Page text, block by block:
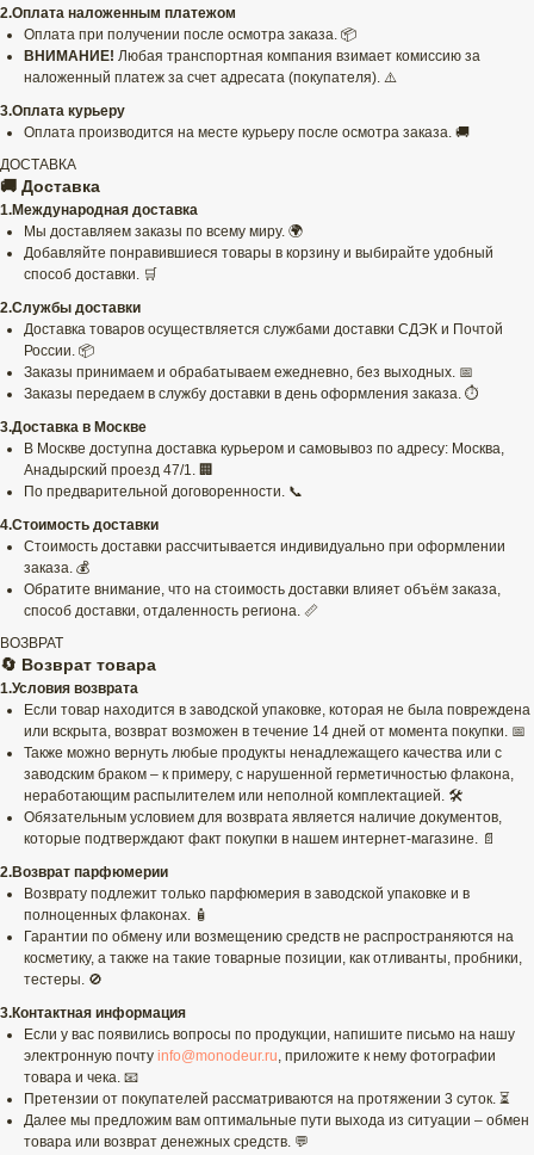
2.Оплата наложенным платежом
Оплата при получении после осмотра заказа. 📦
ВНИМАНИЕ! Любая транспортная компания взимает комиссию за
наложенный платеж за счет адресата (покупателя). ⚠️
3.Оплата курьеру
Оплата производится на месте курьеру после осмотра заказа. 🚚
ДОСТАВКА
🚚 Доставка
1.Международная доставка
Мы доставляем заказы по всему миру. 🌍
Добавляйте понравившиеся товары в корзину и выбирайте удобный
способ доставки. 🛒
2.Службы доставки
Доставка товаров осуществляется службами доставки СДЭК и Почтой
России. 📦
Заказы принимаем и обрабатываем ежедневно, без выходных. 📅
Заказы передаем в службу доставки в день оформления заказа. ⏱️
3.Доставка в Москве
В Москве доступна доставка курьером и самовывоз по адресу: Москва,
Анадырский проезд 47/1. 🏢
По предварительной договоренности. 📞
4.Стоимость доставки
Стоимость доставки рассчитывается индивидуально при оформлении
заказа. 💰
Обратите внимание, что на стоимость доставки влияет объём заказа,
способ доставки, отдаленность региона. 📏
ВОЗВРАТ
🔄 Возврат товара
1.Условия возврата
Если товар находится в заводской упаковке, которая не была повреждена
или вскрыта, возврат возможен в течение 14 дней от момента покупки. 📅
Также можно вернуть любые продукты ненадлежащего качества или с
заводским браком – к примеру, с нарушенной герметичностью флакона,
неработающим распылителем или неполной комплектацией. 🛠️
Обязательным условием для возврата является наличие документов,
которые подтверждают факт покупки в нашем интернет-магазине. 📄
2.Возврат парфюмерии
Возврату подлежит только парфюмерия в заводской упаковке и в
полноценных флаконах. 🧴
Гарантии по обмену или возмещению средств не распространяются на
косметику, а также на такие товарные позиции, как отливанты, пробники,
тестеры. 🚫
3.Контактная информация
Если у вас появились вопросы по продукции, напишите письмо на нашу
электронную почту info@monodeur.ru, приложите к нему фотографии
товара и чека. 📧
Претензии от покупателей рассматриваются на протяжении 3 суток. ⏳
Далее мы предложим вам оптимальные пути выхода из ситуации – обмен
товара или возврат денежных средств. 💬